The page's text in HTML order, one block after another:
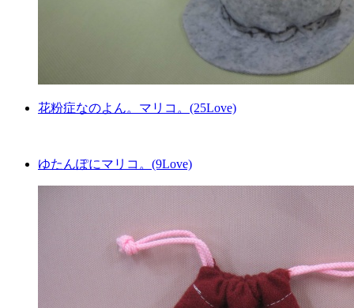
花粉症なのよん。マリコ。(25Love)
ゆたんぽにマリコ。(9Love)